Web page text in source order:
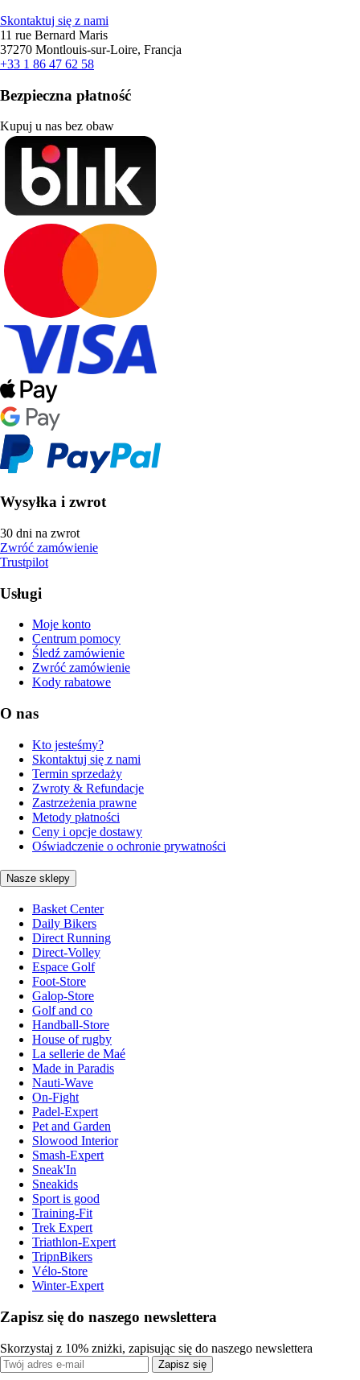
Skontaktuj się z nami
11 rue Bernard Maris
37270 Montlouis-sur-Loire, Francja
+33 1 86 47 62 58
Bezpieczna płatność
Kupuj u nas bez obaw
Wysyłka i zwrot
30 dni na zwrot
Zwróć zamówienie
Trustpilot
Usługi
Moje konto
Centrum pomocy
Śledź zamówienie
Zwróć zamówienie
Kody rabatowe
O nas
Kto jesteśmy?
Skontaktuj się z nami
Termin sprzedaży
Zwroty & Refundacje
Zastrzeżenia prawne
Metody płatności
Ceny i opcje dostawy
Oświadczenie o ochronie prywatności
Nasze sklepy
Basket Center
Daily Bikers
Direct Running
Direct-Volley
Espace Golf
Foot-Store
Galop-Store
Golf and co
Handball-Store
House of rugby
La sellerie de Maé
Made in Paradis
Nauti-Wave
On-Fight
Padel-Expert
Pet and Garden
Slowood Interior
Smash-Expert
Sneak'In
Sneakids
Sport is good
Training-Fit
Trek Expert
Triathlon-Expert
TripnBikers
Vélo-Store
Winter-Expert
Zapisz się do naszego newslettera
Skorzystaj z 10% zniżki, zapisując się do naszego newslettera
Zapisz się